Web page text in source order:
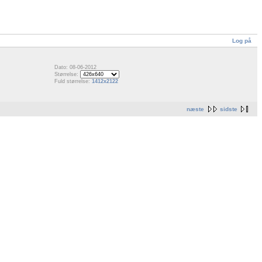
Log på
Dato: 08-06-2012
Størrelse:
Fuld størrelse: 1412x2122
næste sidste